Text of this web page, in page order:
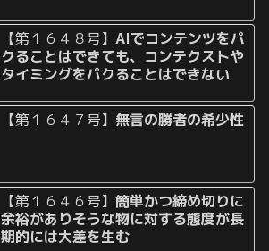
【第１６４８号】AIでコンテンツをパ
クることはできても、コンテクストや
タイミングをパクることはできない
【第１６４７号】 無言の勝者の希少性
【第１６４６号】簡単かつ締め切りに
余裕がありそうな物に対する態度が長
期的には大差を生む